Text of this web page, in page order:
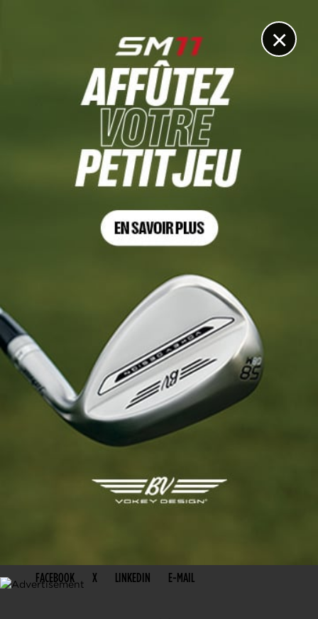
×
JEUX OLYMPIQUES 2024, TOUR 4
demandé si j’étais dans le coup… »
FACEBOOK X LINKEDIN E-MAIL